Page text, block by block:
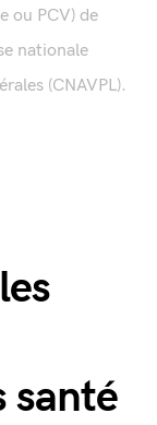
ou PCV) de
nationale
(CNAVPL).
santé